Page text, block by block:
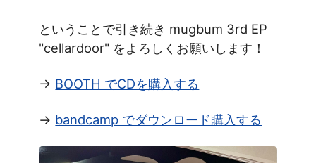
ということで引き続き mugbum 3rd EP
"cellardoor" をよろしくお願いします！
→ BOOTH でCDを購入する
→ bandcamp でダウンロード購入する